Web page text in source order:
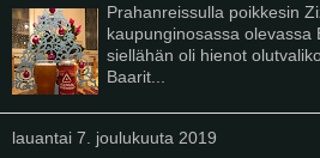
Prahanreissulla poikkesin
kaupunginosassa olevassa
siellähän oli hienot
Baarit...
lauantai 7. joulukuuta 2019